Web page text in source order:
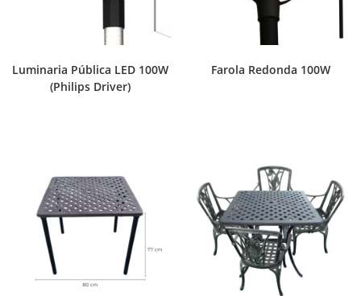
Luminaria Pública LED 100W
(Philips Driver)
Farola Redonda 100W